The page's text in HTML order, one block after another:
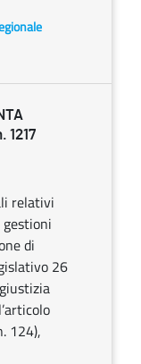
1217
relativi
di
26
124),